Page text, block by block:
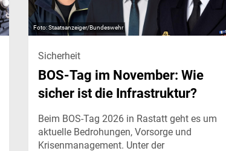
Staatsanzeiger/Bundeswehr
Sicherheit
BOS-Tag im November: Wie
sicher ist die Infrastruktur?
Beim BOS-Tag 2026 in Rastatt geht es um
aktuelle Bedrohungen, Vorsorge und
Krisenmanagement. Unter der